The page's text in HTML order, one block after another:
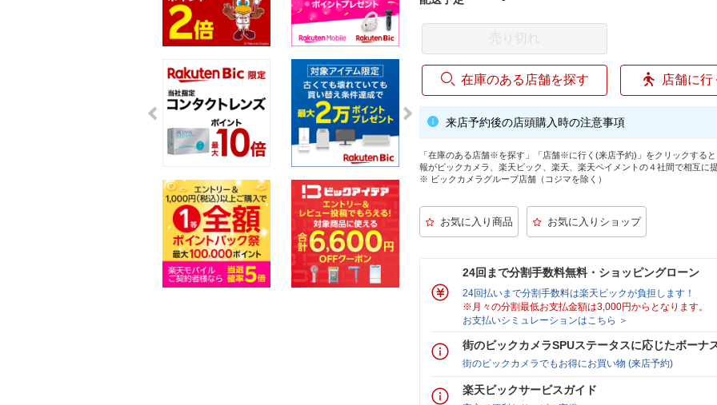
在庫のある店舗を探す 店舗に行
来店予約後の店頭購入時の注意事項
「在庫のある店舗※を探す」「店舗※に行く(来店予約)」をクリックする
報がビックカメラ、楽天ビック、楽天、楽天ペイメントの４社間で相互に
※ ビックカメラグループ店舗（コジマを除く）
24回まで分割手数料無料・ショッピングローン
24回払いまで分割手数料は楽天ビックが負担します！
※月々の分割最低お支払金額は3,000円からとなります。
お支払いシミュレーションはこちら ＞
街のビックカメラSPUステータスに応じたボーナ
街のビックカメラでもお得にお買い物 (来店予約)
楽天ビックサービスガイド